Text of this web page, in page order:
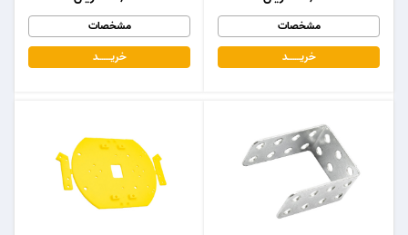
مشخصات
خریـــــــد
مشخصات
خریـــــــد